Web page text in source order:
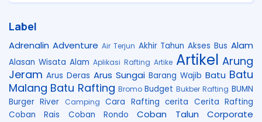
Label
Adrenalin Adventure Air Terjun Akhir Tahun Akses Bus Alam
Alasan Wisata Alam Aplikasi Rafting Artike Artikel Arung
Jeram Arus Deras Arus Sungai Barang Wajib Batu Batu
Malang Batu Rafting Bromo Budget Bukber Rafting BUMN
Burger River
Camping Cara Rafting cerita Cerita Rafting
Coban Rais
Coban Rondo Coban Talun
Corporate